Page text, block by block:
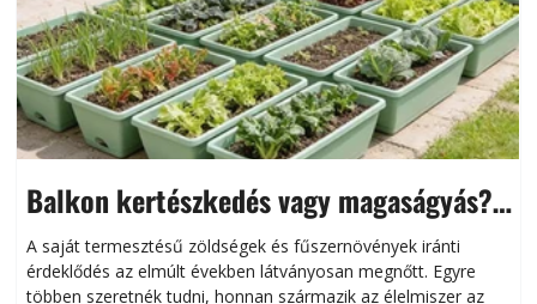
Balkon kertészkedés vagy magaságyás?
Helytakarékos kertészkedés
A saját termesztésű zöldségek és fűszernövények iránti
érdeklődés az elmúlt években látványosan megnőtt. Egyre
többen szeretnék tudni, honnan származik az élelmiszer az